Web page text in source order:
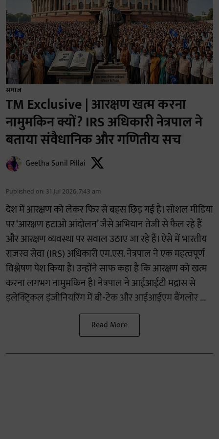
समाज
TM Exclusive | आरक्षण खत्म करना
नामुमकिन क्यों? IRS अधिकारी नेत्रपाल ने
बताया संवैधानिक और गणितीय सच
Geetha Sunil Pillai
Published on: 31 Jul 2026, 7:43 am
देश में आरक्षण को लेकर फिर से बहस छिड़ गई है। सोशल मीडिया
पर ‘आरक्षण हटाओ आंदोलन’ जैसे अभियान तेजी से फैल रहे हैं
और आरक्षण व्यवस्था पर सवाल उठाए जा रहे हैं। ऐसे में भारतीय
राजस्व सेवा (IRS) अधिकारी एम.एस. नेत्रपाल ने एक महत्वपूर्ण
विश्लेषण पेश किया है। उन्होंने साफ कहा है कि आरक्षण को खत्म
करना लगभग नामुमकिन है। नेत्रपाल ने आईआईटी मद्रास से
इलेक्ट्रिकल इंजीनियरिंग में बी-टेक और आईआईएम बैंगलोर ...
Read More